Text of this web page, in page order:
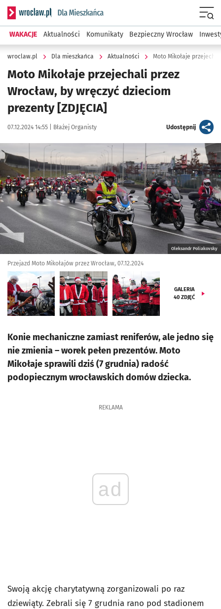
Serwis informacyjny wroclaw.pl podserwis: Dla mieszkańca
WAKACJE Aktualności Komunikaty Bezpieczny Wrocław
wroclaw.pl Dla mieszkańca Aktualności Moto Mikołaje
Moto Mikołaje przejechali przez
Wrocław, by wręczyć dzieciom
prezenty [ZDJĘCIA]
Data publikacji:
07.12.2024 14:55 | Autor:
Błażej Organisty Udostępnijartykuł
Kliknij, aby zobaczyć galerię
Oleksandr Poliakovsky
Przejazd Moto Mikołajów przez Wrocław, 07.12.2024
GALERIA
40 ZDJĘĆ
Konie mechaniczne zamiast reniferów, ale jedno się
nie zmienia – worek pełen prezentów. Moto
Mikołaje sprawili dziś (7 grudnia) radość
podopiecznym wrocławskich domów dziecka.
REKLAMA
ad
Swoją akcję charytatywną zorganizowali po raz
dziewiąty. Zebrali się 7 grudnia rano pod stadionem